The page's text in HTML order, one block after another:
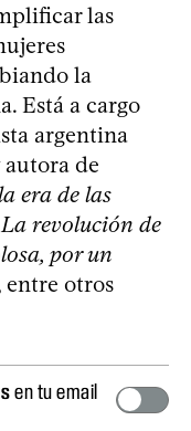
las
la
Está a cargo
argentina
autora de
era de las
La revolución de
por un
entre otros
en tu email